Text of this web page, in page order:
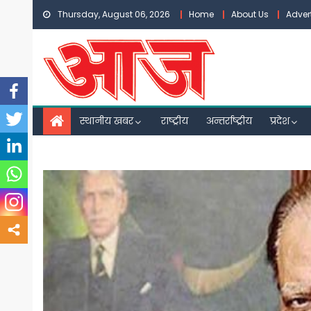
Skip
content
Thursday, August 06, 2026 Home About Us
स्थानीय खबर राष्ट्रीय अन्तर्राष्ट्रीय प्रदेश